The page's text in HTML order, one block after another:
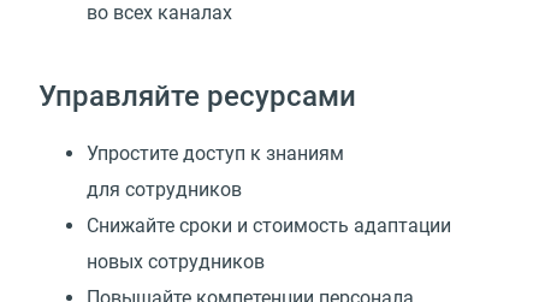
во всех каналах
Управляйте ресурсами
Упростите доступ к знаниям
для сотрудников
Снижайте сроки и стоимость адаптации
новых сотрудников